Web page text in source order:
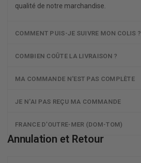
qualité de notre marchandise.
COMMENT PUIS-JE SUIVRE MON COLIS ?
COMBIEN COÛTE LA LIVRAISON ?
MA COMMANDE N'EST PAS COMPLÈTE
JE N'AI PAS REÇU MA COMMANDE
FRANCE D'OUTRE-MER (DOM-TOM)
Annulation et Retour